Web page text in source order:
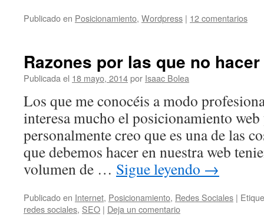
Publicado en Posicionamiento, Wordpress | 12 comentarios
Razones por las que no hacer
Publicada el 18 mayo, 2014por Isaac Bolea
Los que me conocéis a modo
interesa mucho el posicionamiento
personalmente creo que es una de las
que debemos hacer en nuestra web
volumen de … Sigue leyendo →
Publicado en Internet, Posicionamiento, Redes Sociales |
redes sociales, SEO | Deja un comentario